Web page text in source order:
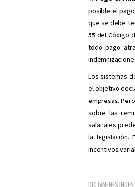
posible el
que se debe
55 del Código
todo pago
Los sistemas
el objetivo
empresas.
sobre las
salariales
la legislación.
incentivos
DICTÁMENES